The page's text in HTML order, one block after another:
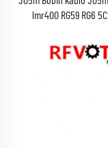
lmr400 RG59 RG6